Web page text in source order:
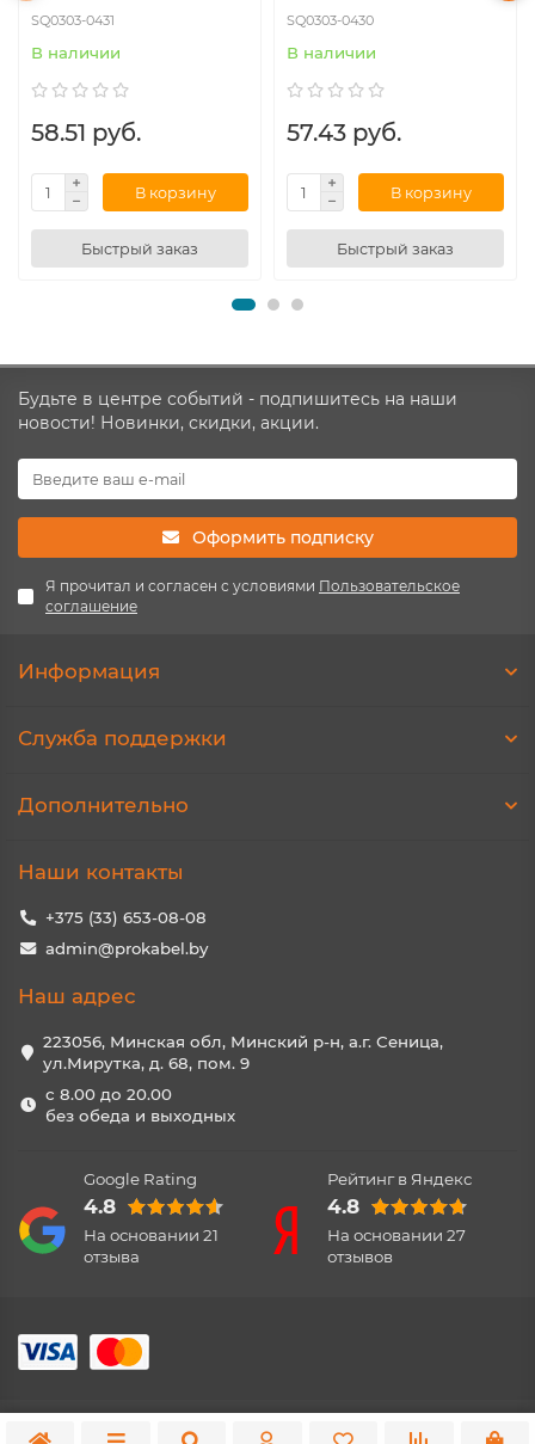
SQ0303-0431
В наличии
58.51 руб.
В корзину
Быстрый заказ
SQ0303-0430
В наличии
57.43 руб.
В корзину
Быстрый заказ
Будьте в центре событий - подпишитесь на наши
новости! Новинки, скидки, акции.
Оформить подписку
Я прочитал и согласен с условиями Пользовательское
соглашение
Информация
Служба поддержки
Дополнительно
Наши контакты
+375 (33) 653-08-08
admin@prokabel.by
Наш адрес
223056, Минская обл, Минский р-н, а.г. Сеница,
ул.Мирутка, д. 68, пом. 9
с 8.00 до 20.00
без обеда и выходных
Google Rating
4.8
На основании 21
отзыва
Рейтинг в Яндекс
4.8
На основании 27
отзывов